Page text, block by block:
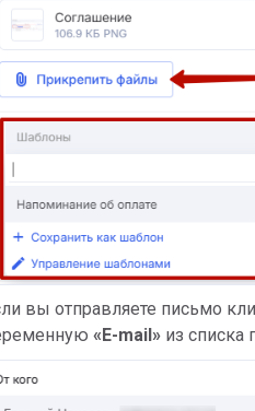
вы отправляете письмо
«E-mail» из списка